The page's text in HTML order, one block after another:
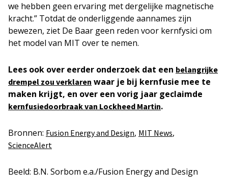
we hebben geen ervaring met dergelijke magnetische
kracht.” Totdat de onderliggende aannames zijn
bewezen, ziet De Baar geen reden voor kernfysici om
het model van MIT over te nemen.
Lees ook over eerder onderzoek dat een belangrijke
drempel zou verklaren waar je bij kernfusie mee te
maken krijgt, en over een vorig jaar geclaimde
kernfusiedoorbraak van Lockheed Martin.
Bronnen: Fusion Energy and Design, MIT News,
ScienceAlert
Beeld: B.N. Sorbom e.a./Fusion Energy and Design